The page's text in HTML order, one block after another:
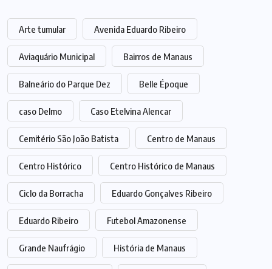
Arte tumular Avenida Eduardo Ribeiro
Aviaquário Municipal Bairros de Manaus
Balneário do Parque Dez Belle Époque
caso Delmo Caso Etelvina Alencar
Cemitério São João Batista Centro de Manaus
Centro Histórico Centro Histórico de Manaus
Ciclo da Borracha Eduardo Gonçalves Ribeiro
Eduardo Ribeiro Futebol Amazonense
Grande Naufrágio História de Manaus